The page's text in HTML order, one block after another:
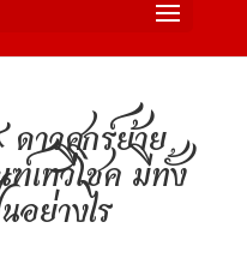
าวศุกร์ย้าย
เทวีโชค มีทั้ง
อย่างไร